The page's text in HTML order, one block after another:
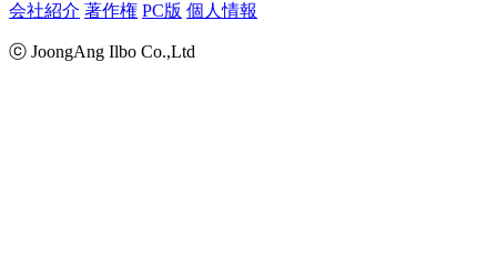
会社紹介 著作権 PC版 個人情報
ⓒ JoongAng Ilbo Co.,Ltd